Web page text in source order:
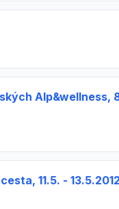
Alp&wellness,
11.5. -